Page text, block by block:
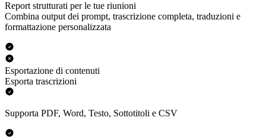
Report strutturati per le tue riunioni
Combina output dei prompt, trascrizione completa, traduzioni e
formattazione personalizzata
Esportazione di contenuti
Esporta trascrizioni
Supporta PDF, Word, Testo, Sottotitoli e CSV